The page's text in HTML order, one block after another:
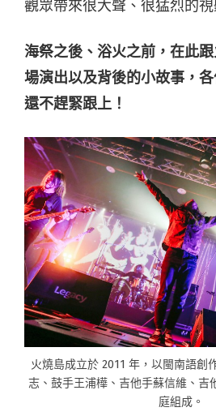
觀眾帶來很大聲、很猛烈的視
海祭之後、浴火之前，在此
場演出以及背後的小故事，
還不趕緊跟上！
火燒島成立於 2011 年，以閩南語創
志、鼓手王浦樺、吉他手蘇信維、吉
庭組成。